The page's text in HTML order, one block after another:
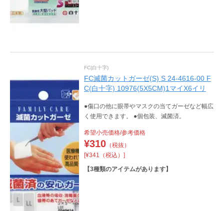
FC(白十字)
FC滅菌カットガーゼ(S) S 24-4616-00 F
C(白十字) 10976(5X5CM)1マイX6イリ
●傷口の他に眼帯やマスクの当てガーゼなど幅広
く使用できます。 ●個包装、滅菌済。
希望小売価格/参考価格
¥310（税抜）
[¥341（税込）]
【3種類のアイテムがあります】